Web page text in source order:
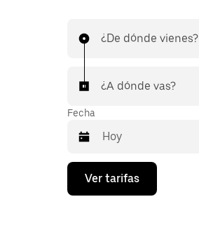
¿De dónde vienes?
¿A dónde vas?
Fecha
Presiona
flecha
Ver tarifas